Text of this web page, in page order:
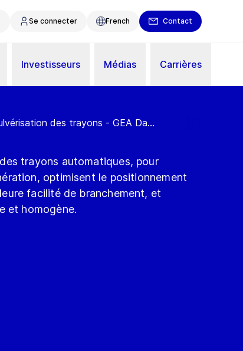
Se connecter French Contact
Investisseurs Médias Carrières
des trayons - GEA Da...
trayons automatiques, pour
optimisent le positionnement
facilité de branchement, et
et homogène.